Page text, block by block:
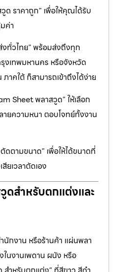
ด ราคาถูก” เพื่อให้คุณได้รับ
ค่า
ทั่วไทย” พร้อมส่งถึงทุก
งเทพมหานคร หรือจังหวัด
าคใต้ ก็สามารถเข้าถึงได้ง่าย
Sheet พลาสวูด” ให้เลือก
ายความหนา ตอบโจทย์ทั้งงาน
ตามขนาด” เพื่อให้ได้ขนาดที่
ยเวลาตัดเอง
ดสำหรับตกแต่งและ
กงาน หรือร้านค้า แผ่นพลา
นงานเพดาน ผนัง หรือ